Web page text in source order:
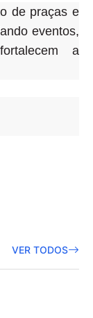
de praças e
eventos,
a
VER TODOS